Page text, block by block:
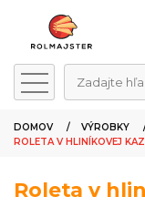
Zadajte
DOMOV VÝROBKY
ROLETA V HLINÍKOVEJ
Roleta v